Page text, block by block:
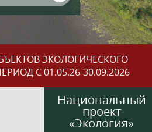
ЭКОЛОГИЧЕСКОГО
С 01.05.26-30.09.2026
Национальный
проект
«Экология»